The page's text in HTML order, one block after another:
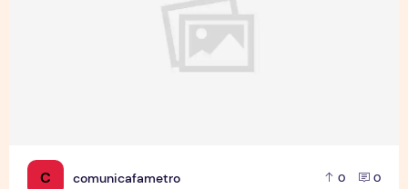
C comunicafametro 0 0